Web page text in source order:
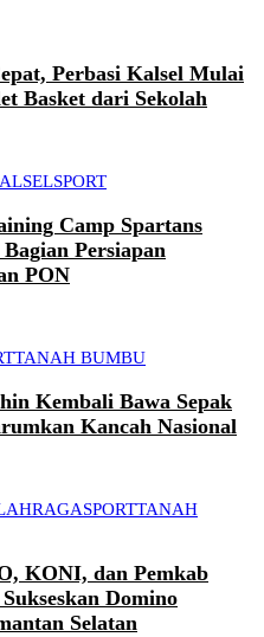
Perbasi Kalsel Mulai
Basket dari Sekolah
SPORT
Camp Spartans
Persiapan
PON
TANAH BUMBU
Kembali Bawa Sepak
Kancah Nasional
SPORTTANAH
KONI, dan Pemkab
Domino
Selatan